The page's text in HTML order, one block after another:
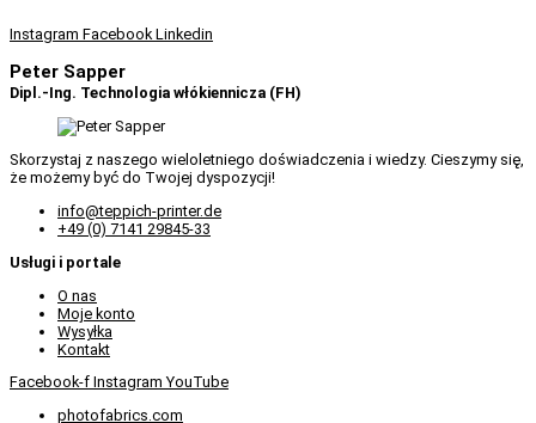
Instagram Facebook Linkedin
Peter Sapper
Dipl.-Ing. Technologia włókiennicza (FH)
Skorzystaj z naszego wieloletniego doświadczenia i wiedzy. Cieszymy się,
że możemy być do Twojej dyspozycji!
info@teppich-printer.de
+49 (0) 7141 29845-33
Usługi i portale
O nas
Moje konto
Wysyłka
Kontakt
Facebook-f Instagram YouTube
photofabrics.com